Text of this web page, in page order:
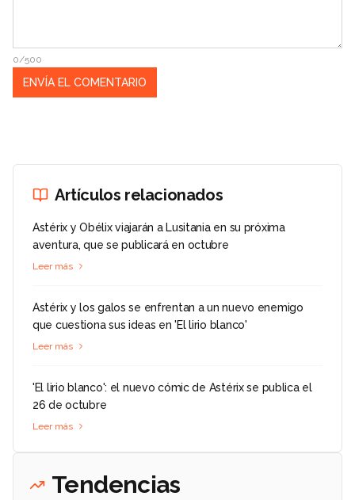
0/500
Artículos relacionados
Astérix y Obélix viajarán a Lusitania en su próxima
aventura, que se publicará en octubre
Leer más
Astérix y los galos se enfrentan a un nuevo enemigo
que cuestiona sus ideas en 'El lirio blanco'
Leer más
'El lirio blanco': el nuevo cómic de Astérix se publica el
26 de octubre
Leer más
Tendencias